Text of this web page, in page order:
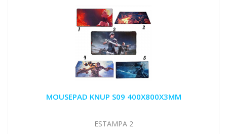
MOUSEPAD KNUP S09 400X800X3MM
ESTAMPA 2